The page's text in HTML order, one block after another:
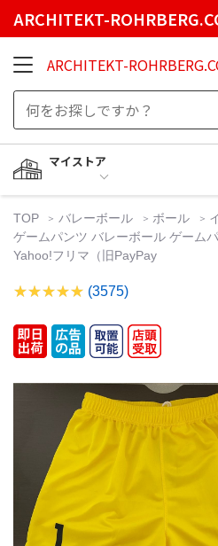
ARCHITEKT-
ARCHITEKT-
マイストア
TOP バレーボール ボール
ゲームパンツ バレーボール ゲーム
Yahoo!フリマ（旧PayPay
(3575)